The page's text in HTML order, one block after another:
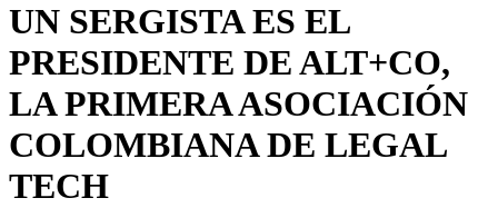
UN SERGISTA ES EL
PRESIDENTE DE ALT+CO,
LA PRIMERA ASOCIACIÓN
COLOMBIANA DE LEGAL
TECH